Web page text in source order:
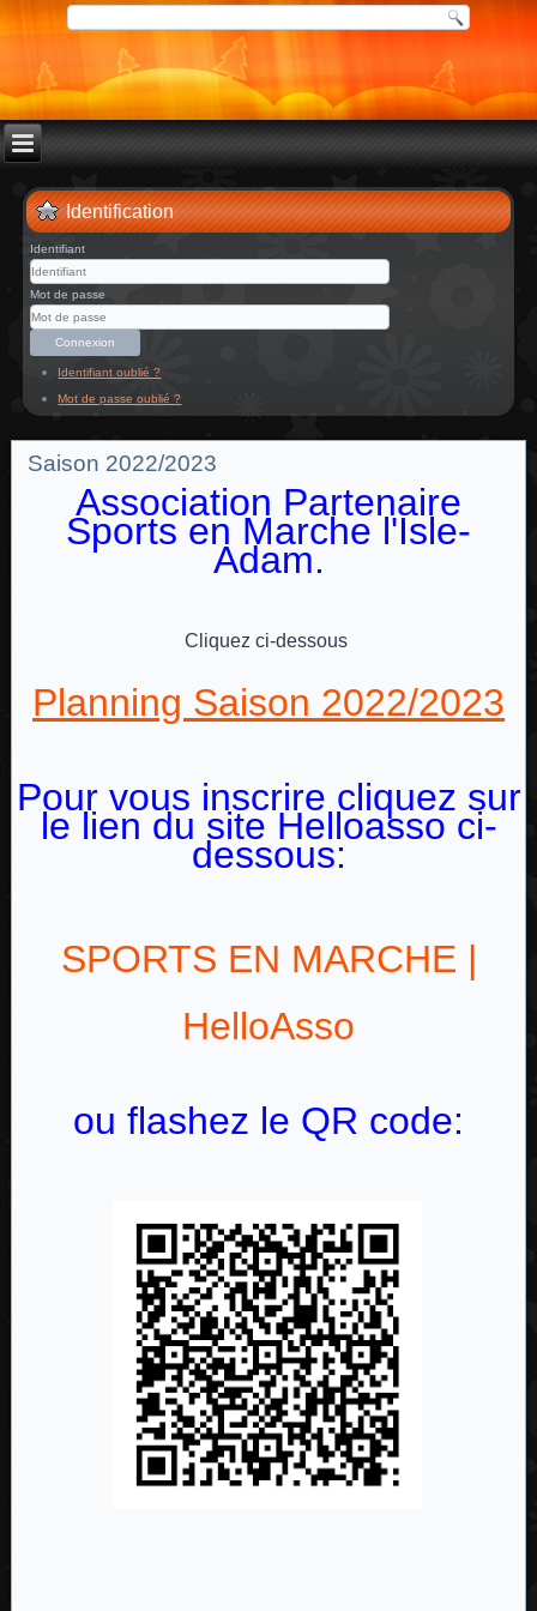
Identification
Identifiant
Mot de passe
Connexion
Identifiant oublié ?
Mot de passe oublié ?
Saison 2022/2023
Association Partenaire
Sports en Marche l'Isle-
Adam.
Cliquez ci-dessous
Planning Saison 2022/2023
Pour vous inscrire cliquez sur
le lien du site Helloasso ci-
dessous:
SPORTS EN MARCHE |
HelloAsso
ou flashez le QR code: